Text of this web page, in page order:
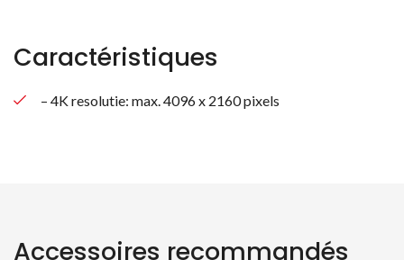
Caractéristiques
– 4K resolutie: max. 4096 x 2160 pixels
Accessoires recommandés